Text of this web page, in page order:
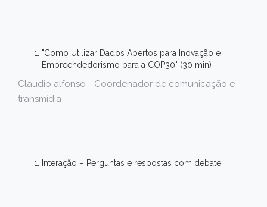
"Como Utilizar Dados Abertos para Inovação e
Empreendedorismo para a COP30" (30 min)
Claudio alfonso - Coordenador de comunicação e
transmídia
Interação – Perguntas e respostas com debate.